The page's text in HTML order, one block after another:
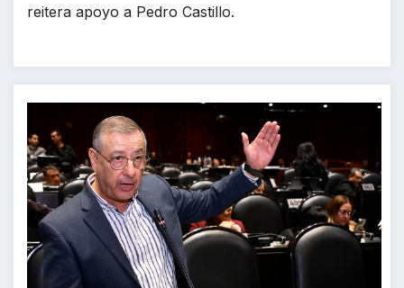
reitera apoyo a Pedro Castillo.